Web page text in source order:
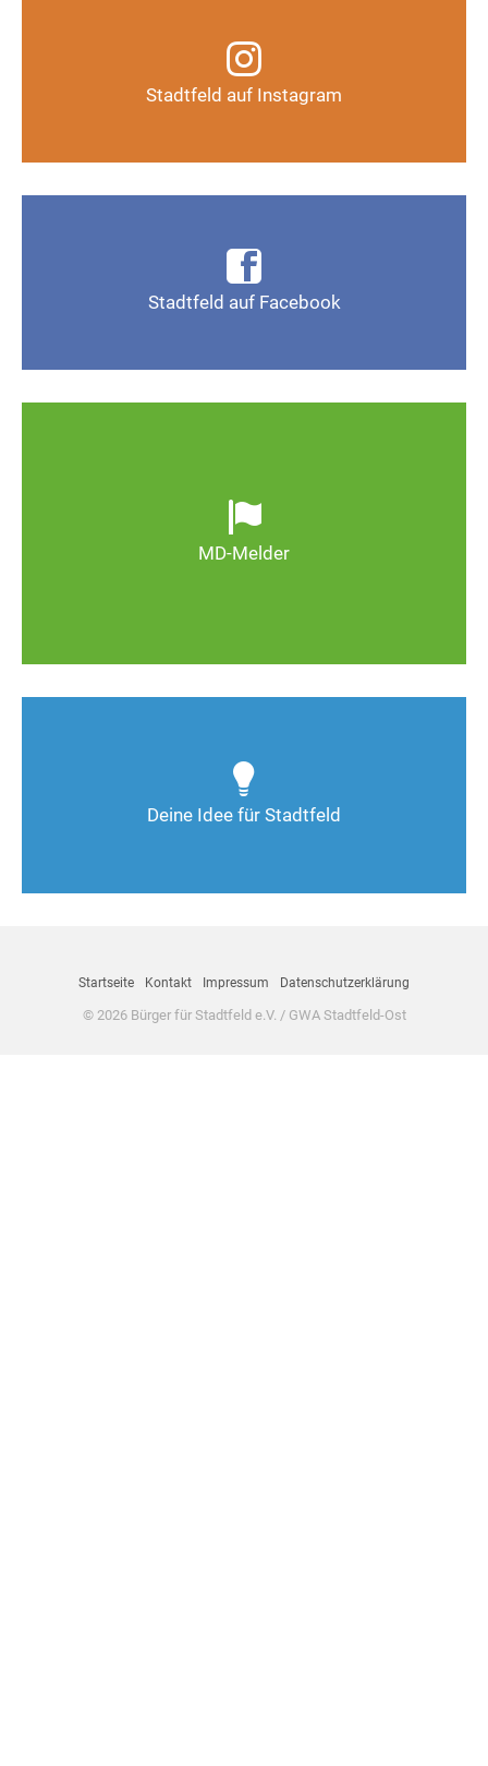
Stadtfeld auf Instagram
Instagram-Kanal
Auf Instagram folgen
Stadtfeld auf Facebook
Seite Magdeburg-Stadtfeld
MD-Melder
wild entsorgter Müll. Melden Sie Mängel, damit
Magdeburg schöner und lebenswerter wird.
Deine Idee für Stadtfeld
Deine Ideen sind gefragt!
Startseite Kontakt Impressum Datenschutzerklärung
© 2026 Bürger für Stadtfeld e.V. / GWA Stadtfeld-Ost